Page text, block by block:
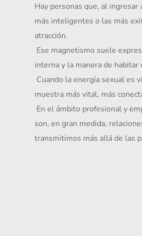
Hay personas que, al
más inteligentes o las más
atracción.
interna y la manera de habitar
muestra más vital, más
son, en gran medida,
transmitimos más allá de las